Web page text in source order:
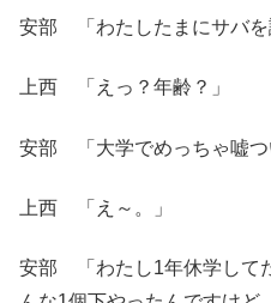
安部 「わたしたまにサバを
上西 「えっ？年齢？」
安部 「大学でめっちゃ嘘つ
上西 「え～。」
安部 「わたし1年休学して